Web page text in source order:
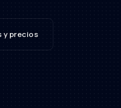
y precios